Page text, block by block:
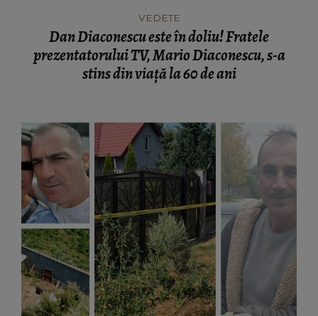
VEDETE
Dan Diaconescu este în doliu! Fratele
prezentatorului TV, Mario Diaconescu, s-a
stins din viață la 60 de ani